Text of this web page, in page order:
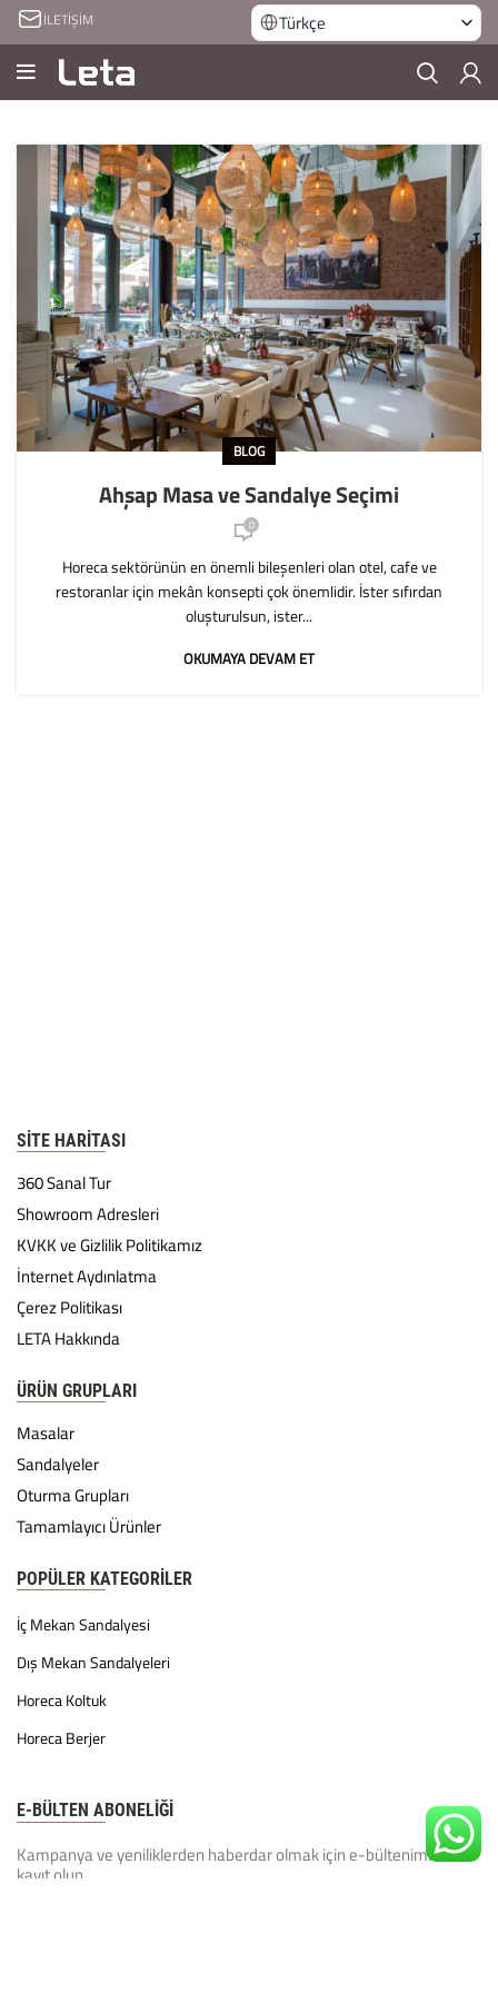
İLETİŞİM Türkçe
BLOG
Ahşap Masa ve Sandalye Seçimi
0
Horeca sektörünün en önemli bileşenleri olan otel, cafe ve
restoranlar için mekân konsepti çok önemlidir. İster sıfırdan
oluşturulsun, ister...
OKUMAYA DEVAM ET
SITE HARITASI
360 Sanal Tur
Showroom Adresleri
KVKK ve Gizlilik Politikamız
İnternet Aydınlatma
Çerez Politikası
LETA Hakkında
ÜRÜN GRUPLARI
Masalar
Sandalyeler
Oturma Grupları
Tamamlayıcı Ürünler
POPÜLER KATEGORILER
İç Mekan Sandalyesi
Dış Mekan Sandalyeleri
Horeca Koltuk
Horeca Berjer
E-BÜLTEN ABONELİĞİ
Kampanya ve yeniliklerden haberdar olmak için e-bültenimize
kayıt olun.